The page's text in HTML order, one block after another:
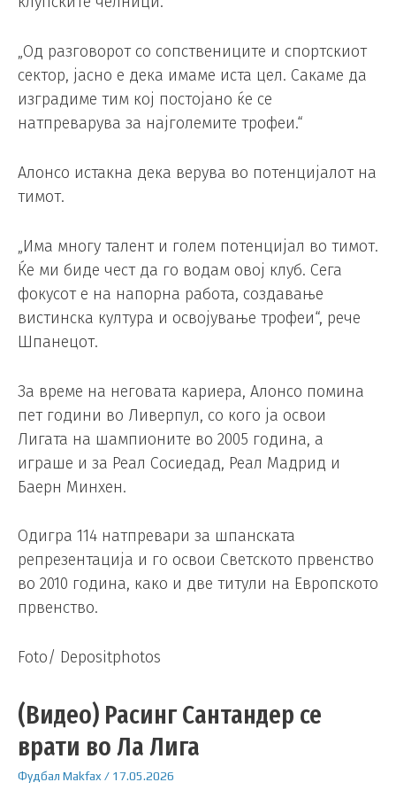
„Од разговорот со сопствениците и спортскиот
сектор, јасно е дека имаме иста цел. Сакаме да
изградиме тим кој постојано ќе се
натпреварува за најголемите трофеи.“
Алонсо истакна дека верува во потенцијалот на
тимот.
„Има многу талент и голем потенцијал во тимот.
Ќе ми биде чест да го водам овој клуб. Сега
фокусот е на напорна работа, создавање
вистинска култура и освојување трофеи“, рече
Шпанецот.
За време на неговата кариера, Алонсо помина
пет години во Ливерпул, со кого ја освои
Лигата на шампионите во 2005 година, а
играше и за Реал Сосиедад, Реал Мадрид и
Баерн Минхен.
Одигра 114 натпревари за шпанската
репрезентација и го освои Светското првенство
во 2010 година, како и две титули на Европското
првенство.
Foto/ Depositphotos
(Видео) Расинг Сантандер се
врати во Ла Лига
Фудбал Makfax / 17.05.2026